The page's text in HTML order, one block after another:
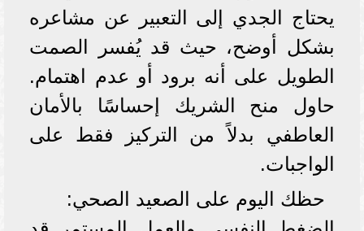
يحتاج الجدي إلى التعبير عن مشاعره
بشكل أوضح، حيث قد يُفسر الصمت
الطويل على أنه برود أو عدم اهتمام.
حاول منح الشريك إحساسًا بالأمان
العاطفي بدلاً من التركيز فقط على
الواجبات.
حظك اليوم على الصعيد الصحي: